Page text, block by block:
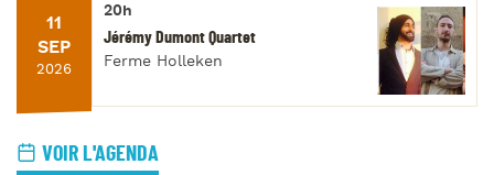
11
SEP
2026
20h
Jérémy Dumont Quartet
Ferme Holleken
VOIR L'AGENDA